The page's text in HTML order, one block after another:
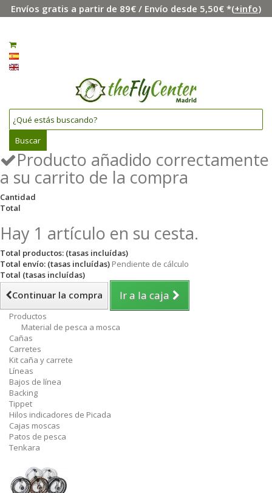
Envíos gratis a partir de 89€ / Envío desde 5,50€ *(+info)
Buscar
Producto añadido correctamente
a su carrito de la compra
Cantidad
Total
Hay 1 artículo en su cesta.
Total productos: (tasas incluídas)
Total envío: (tasas incluídas) Pendiente de cálculo
Total (tasas incluídas)
Continuar la compra Ir a la caja
Productos
Material de pesca a mosca
Cañas
Carretes
Kit caña y carrete
Líneas
Bajos de línea
Backing
Tippet
Hilos indicadores de Picada
Cajas moscas
Patos de pesca
Tenkara